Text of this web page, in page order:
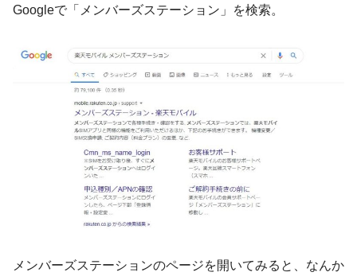
Googleで「メンバーズステーション」を検索。
メンバーズステーションのページを開いてみると、なんか